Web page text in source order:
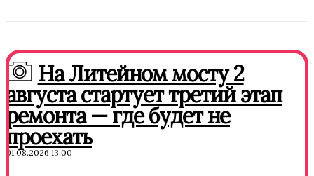
На Литейном мосту 2
августа стартует третий этап
ремонта — где будет не
проехать
01.08.2026 13:00